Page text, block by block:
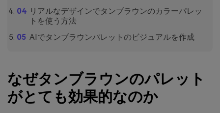
リアルなデザインでタンブラウンのカラーパレッ
トを使う方法
AIでタンブラウンパレットのビジュアルを作成
なぜタンブラウンのパレット
がとても効果的なのか